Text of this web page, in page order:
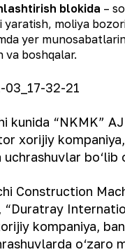
blokida –
yaratish, moliya
yer
va boshqalar.
kunida “NKMK” AJ
xorijiy
bo‘lib
Construction
“Duratray
kompaniya,
o‘zaro